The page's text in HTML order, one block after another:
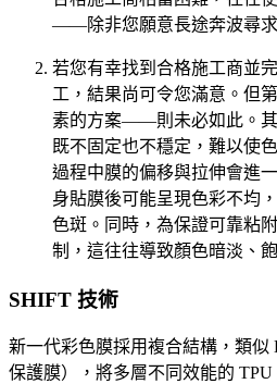
——除非您願意長途奔波尋求
若您有幸找到合格施工商並
工，結果尚可令您滿意。但
素的方案——則未必如此。
既不固定也不穩定，難以使
過程中膜的偏移與拉伸會進
身貼膜後可能呈現色彩不均
色斑。同時，為保證可靠粘
制，這往往導致顏色暗淡、
SHIFT 技術
新一代彩色膜採用複合結構，類似
保護膜），將多層不同效能的